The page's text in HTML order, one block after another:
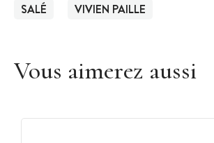
SALÉ VIVIEN PAILLE
Vous aimerez aussi